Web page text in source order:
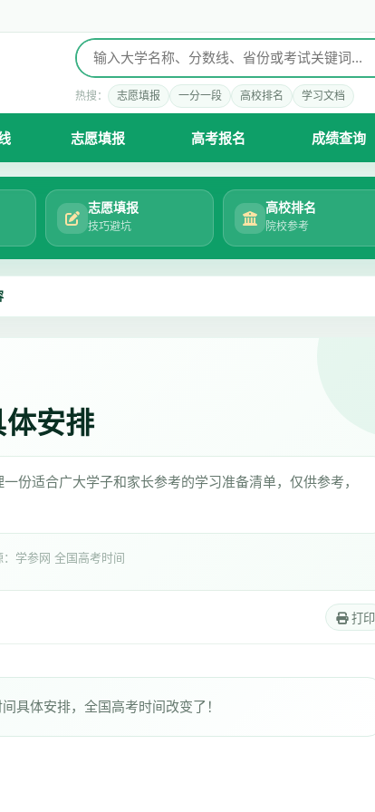
热搜： 志愿填报 一分一段 高校排名 学习文档
志愿填报 高考报名 成绩查询
志愿填报
技巧避坑
高校排名
院校参考
安排
份适合广大学子和家长参考的学习准备清单，仅供参考，
：学参网 全国高考时间
打印
具体安排，全国高考时间改变了！